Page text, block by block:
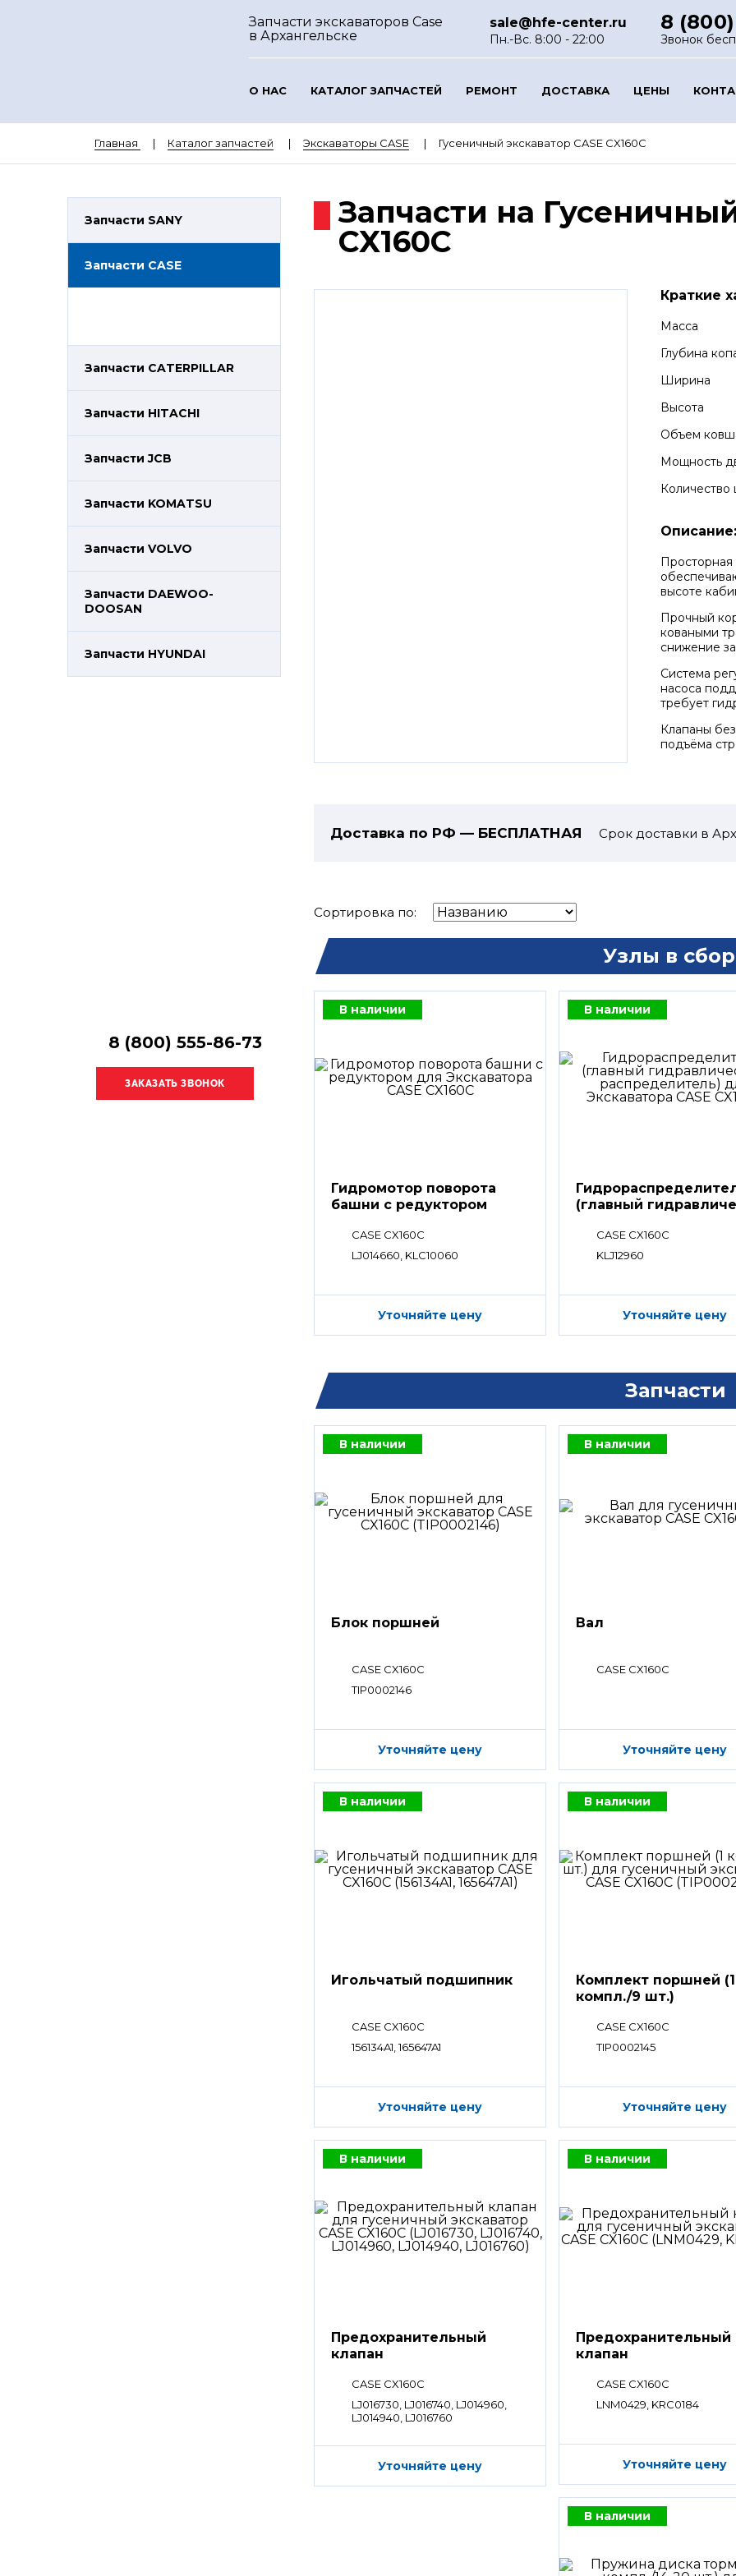
Запчасти экскаваторов Case
в Архангельске
sale@hfe-center.ru
Пн.-Вс. 8:00 - 22:00
8
Звонок
О НАС КАТАЛОГ ЗАПЧАСТЕЙ РЕМОНТ ДОСТАВКА ЦЕНЫ
Главная Каталог запчастей Экскаваторы CASE Гусеничный экскаватор CASE CX160C
Запчасти SANY
Запчасти CASE
Запчасти CATERPILLAR
Запчасти HITACHI
Запчасти JCB
Запчасти KOMATSU
Запчасти VOLVO
Запчасти DAEWOO-
DOOSAN
Запчасти HYUNDAI
8 (800) 555-86-73
Запчасти на
CX160C
Краткие
Масса
Глубина
Ширина
Высота
Объем
Мощность
Количество
Описание:
высоте
Прочный
коваными
снижение
Система
насоса
требует
Клапаны
подъёма
Доставка по РФ — БЕСПЛАТНАЯ Срок доставки в
Сортировка по:
Узлы в
В наличии
Гидромотор поворота
башни с редуктором
CASE CX160C
LJ014660, KLC10060
Уточняйте цену
В наличии
(главный
CASE CX160C
KLJ12960
Уточняйте цену
Запчасти
В наличии
Блок поршней
CASE CX160C
TIP0002146
Уточняйте цену
В наличии
Вал
CASE CX160C
Уточняйте цену
В наличии
Игольчатый подшипник
CASE CX160C
156134A1, 165647A1
Уточняйте цену
В наличии
Комплект поршней (1
компл./9 шт.)
CASE CX160C
TIP0002145
Уточняйте цену
В наличии
Предохранительный
клапан
CASE CX160C
LJ016730, LJ016740, LJ014960,
LJ014940, LJ016760
Уточняйте цену
В наличии
Предохранительный
клапан
CASE CX160C
LNM0429, KRC0184
Уточняйте цену
В наличии